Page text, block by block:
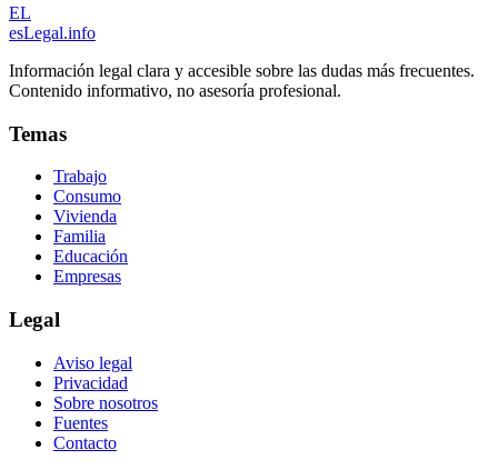
EL
esLegal.info
Información legal clara y accesible sobre las dudas más frecuentes.
Contenido informativo, no asesoría profesional.
Temas
Trabajo
Consumo
Vivienda
Familia
Educación
Empresas
Legal
Aviso legal
Privacidad
Sobre nosotros
Fuentes
Contacto